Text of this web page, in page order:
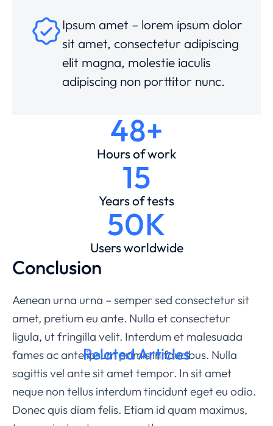
Ipsum amet – lorem ipsum dolor
sit amet, consectetur adipiscing
elit magna, molestie iaculis
adipiscing non porttitor nunc.
48+
Hours of work
15
Years of tests
50K
Users worldwide
Conclusion
Aenean urna urna – semper sed consectetur sit
amet, pretium eu ante. Nulla et consectetur
ligula, ut fringilla velit. Interdum et malesuada
fames ac ante ipsum primis in faucibus. Nulla
sagittis vel ante sit amet tempor. In sit amet
neque non tellus interdum tincidunt eget eu odio.
Donec quis diam felis. Etiam id quam maximus,
Related Articles